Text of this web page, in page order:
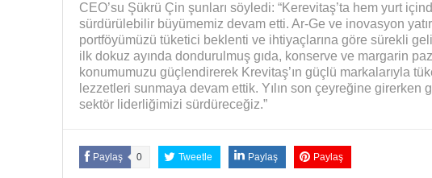
CEO’su Şükrü Çin şunları söyledi: “Kerevitaş’ta hem yurt
sürdürülebilir büyümemiz devam etti. Ar-Ge ve inovasyon
portföyümüzü tüketici beklenti ve ihtiyaçlarına göre sürekli
ilk dokuz ayında dondurulmuş gıda, konserve ve margarin
konumumuzu güçlendirerek Krevitaş’ın güçlü markalarıyla
lezzetleri sunmaya devam ettik. Yılın son çeyreğine girerken
sektör liderliğimizi sürdüreceğiz.”
Paylaş 0 Tweetle Paylaş Paylaş